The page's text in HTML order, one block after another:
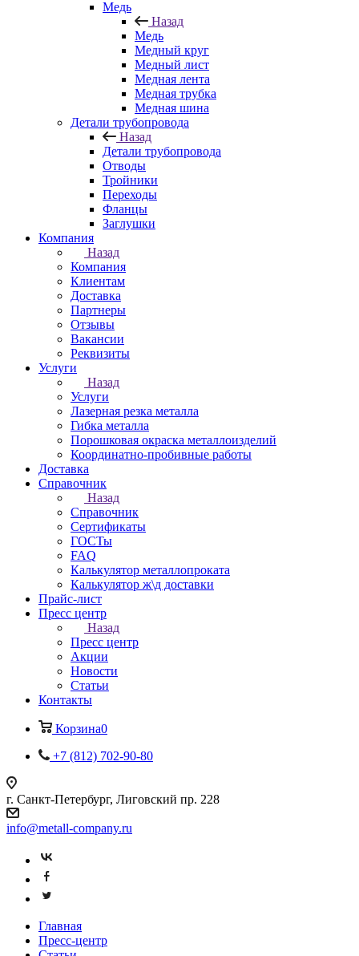
Медь
Назад
Медь
Медный круг
Медный лист
Медная лента
Медная трубка
Медная шина
Детали трубопровода
Назад
Детали трубопровода
Отводы
Тройники
Переходы
Фланцы
Заглушки
Компания
Назад
Компания
Клиентам
Доставка
Партнеры
Отзывы
Вакансии
Реквизиты
Услуги
Назад
Услуги
Лазерная резка металла
Гибка металла
Порошковая окраска металлоизделий
Координатно-пробивные работы
Доставка
Справочник
Назад
Справочник
Сертификаты
ГОСТы
FAQ
Калькулятор металлопроката
Калькулятор ж\д доставки
Прайс-лист
Пресс центр
Назад
Пресс центр
Акции
Новости
Статьи
Контакты
Корзина0
+7 (812) 702-90-80
г. Санкт-Петербург, Лиговский пр. 228
info@metall-company.ru
Главная
Пресс-центр